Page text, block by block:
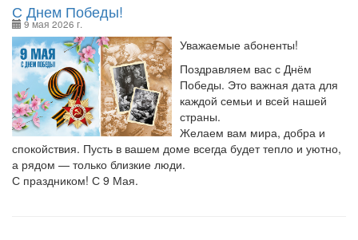
С Днем Победы!
9 мая 2026 г.
Уважаемые абоненты!
Поздравляем вас с Днём
Победы. Это важная дата для
каждой семьи и всей нашей
страны.
Желаем вам мира, добра и
спокойствия. Пусть в вашем доме всегда будет тепло и уютно,
а рядом — только близкие люди.
С праздником! С 9 Мая.